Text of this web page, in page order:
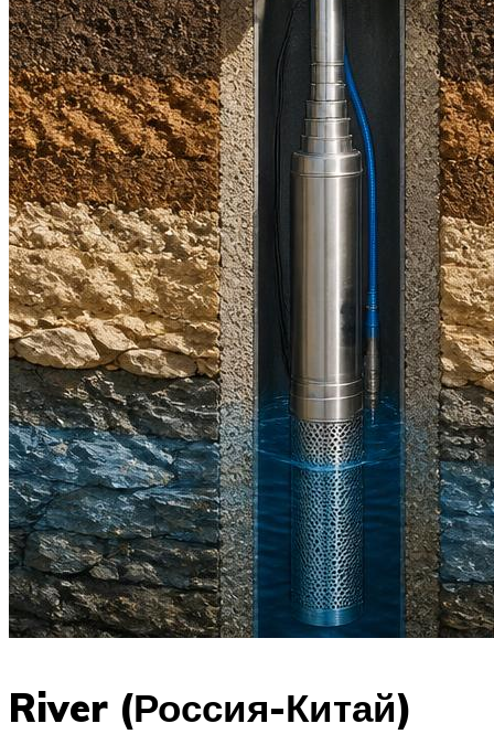
River (Россия-Китай)